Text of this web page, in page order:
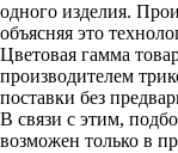
одного изделия.
объясняя это
Цветовая гамма
производителем
поставки без
В связи с этим,
возможен только в